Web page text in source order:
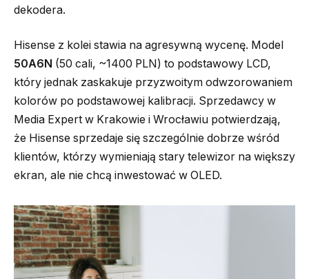
dekodera.
Hisense z kolei stawia na agresywną wycenę. Model
50A6N (50 cali, ~1400 PLN) to podstawowy LCD,
który jednak zaskakuje przyzwoitym odwzorowaniem
kolorów po podstawowej kalibracji. Sprzedawcy w
Media Expert w Krakowie i Wrocławiu potwierdzają,
że Hisense sprzedaje się szczególnie dobrze wśród
klientów, którzy wymieniają stary telewizor na większy
ekran, ale nie chcą inwestować w OLED.